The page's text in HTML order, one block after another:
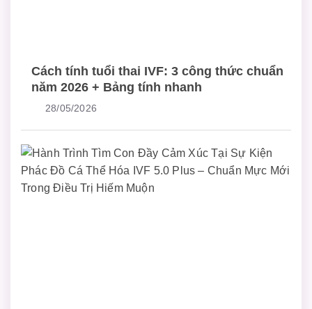
Cách tính tuổi thai IVF: 3 công thức chuẩn
năm 2026 + Bảng tính nhanh
28/05/2026